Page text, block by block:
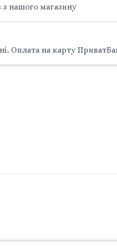
нашого магазину
Оплата на карту